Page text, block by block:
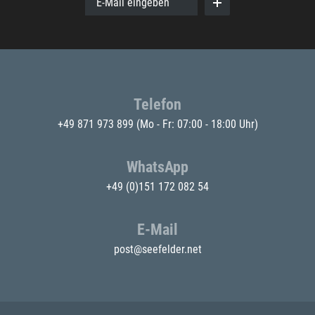
Telefon
+49 871 973 899 (Mo - Fr: 07:00 - 18:00 Uhr)
WhatsApp
+49 (0)151 172 082 54
E-Mail
post@seefelder.net